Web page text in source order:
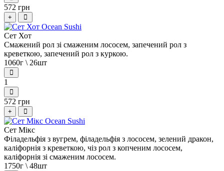
572 грн
+
Сет Хот
Смажений рол зі смаженим лососем, запечений рол з
креветкою, запечений рол з куркою.
1060г \ 26шт
1
572 грн
+
Сет Мікс
Філадельфія з вугрем, філадельфія з лососем, зелений дракон,
каліфорнія з креветкою, чіз рол з копченим лососем,
каліфорнія зі смаженим лососем.
1750г \ 48шт